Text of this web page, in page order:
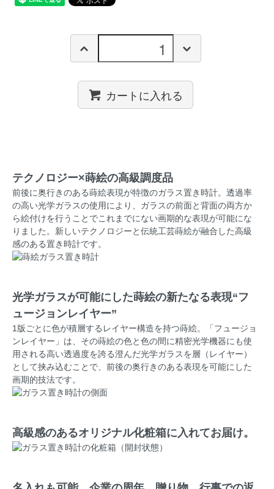
カートに入れる
テクノロジー×蒔絵の高級調度品
前後に奥行きのある蒔絵表現が特徴のガラス置き時計。透過率
の高い光学ガラスの使用により、ガラスの前面と背面の両方か
ら絵付けを行うことでこれまでにない画期的な表現が可能にな
りました。新しいテクノロジーと伝統工芸蒔絵が融合した高級
感のある置き時計です。
光学ガラスが可能にした蒔絵の新たなる表現“フ
ュージョンレイヤー”
1版ごとに色が積層するレイヤー構造を持つ蒔絵。「フュージョ
ンレイヤー」は、その蒔絵の色と色の間に精密光学機器にも使
用される高い透過度を誇る澄んだ光学ガラスを層（レイヤー）
として挟み込むことで、前後の奥行きのある表現を可能にした
画期的技法です。
高級感のあるオリジナル化粧箱に入れてお届け。